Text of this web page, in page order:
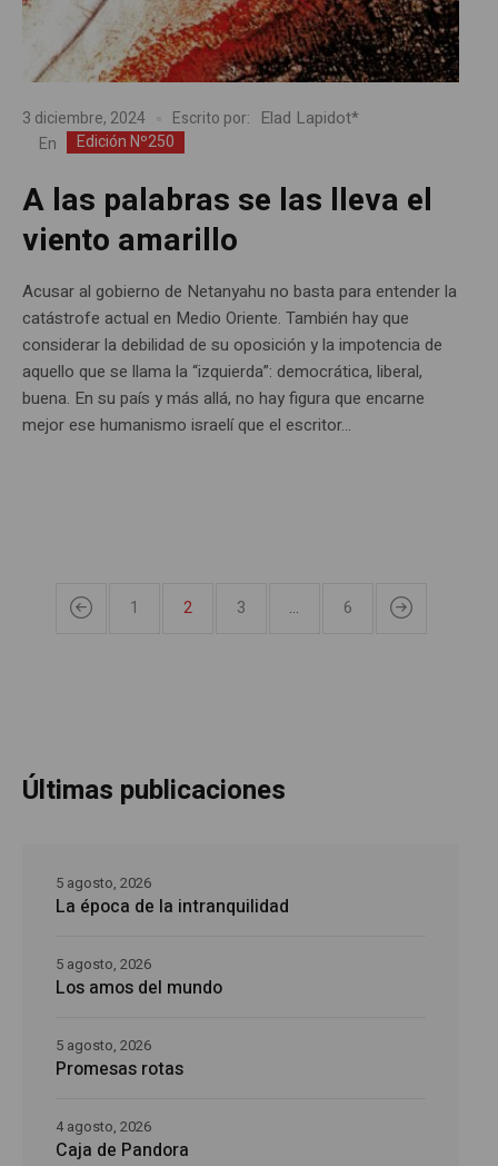
3 diciembre, 2024 Escrito por: Elad Lapidot*
En Edición Nº250
A las palabras se las lleva el
viento amarillo
Acusar al gobierno de Netanyahu no basta para entender la
catástrofe actual en Medio Oriente. También hay que
considerar la debilidad de su oposición y la impotencia de
aquello que se llama la “izquierda”: democrática, liberal,
buena. En su país y más allá, no hay figura que encarne
mejor ese humanismo israelí que el escritor...
1 2 3 … 6
Últimas publicaciones
La época de la intranquilidad
5 agosto, 2026
Los amos del mundo
5 agosto, 2026
Promesas rotas
5 agosto, 2026
Caja de Pandora
4 agosto, 2026